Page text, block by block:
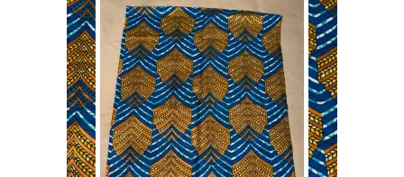
AJOUTER AU PANIER